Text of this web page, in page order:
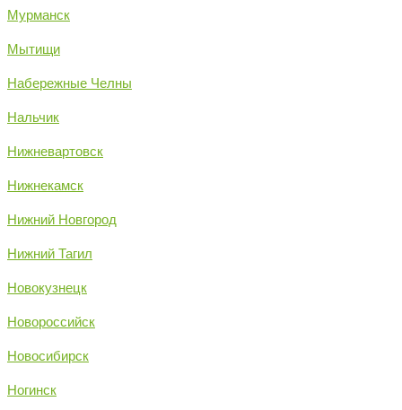
Мурманск
Мытищи
Набережные Челны
Нальчик
Нижневартовск
Нижнекамск
Нижний Новгород
Нижний Тагил
Новокузнецк
Новороссийск
Новосибирск
Ногинск